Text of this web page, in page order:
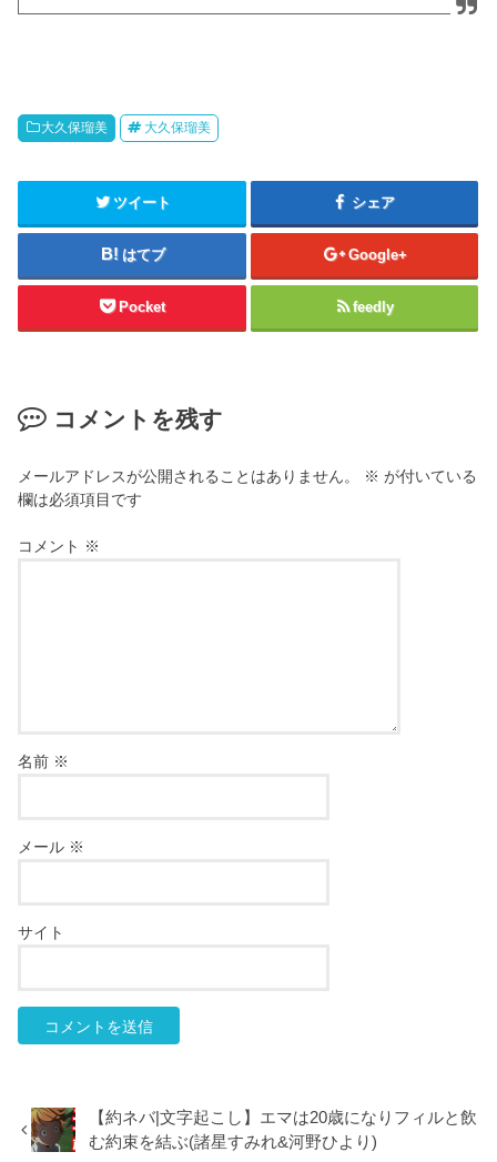
大久保瑠美 大久保瑠美
ツイート シェア
はてブ Google+
Pocket feedly
コメントを残す
メールアドレスが公開されることはありません。 ※ が付いている
欄は必須項目です
コメント ※
名前 ※
メール ※
サイト
【約ネバ|文字起こし】エマは20歳になりフィルと飲
む約束を結ぶ(諸星すみれ&河野ひより)